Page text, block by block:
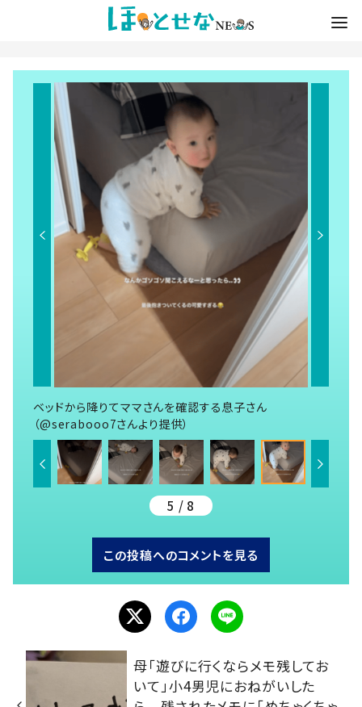
ベッドから降りてママさんを確認する息子さん
（@serabooo7さんより提供）
5 / 8
この投稿へのコメントを見る
母「遊びに行くならメモ残してお
いて」小4男児におねがいした